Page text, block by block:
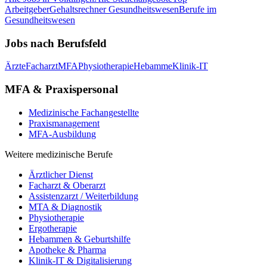
ArbeitgeberGehaltsrechner GesundheitswesenBerufe im
Gesundheitswesen
Jobs nach Berufsfeld
ÄrzteFacharztMFAPhysiotherapieHebammeKlinik-IT
MFA & Praxispersonal
Medizinische Fachangestellte
Praxismanagement
MFA-Ausbildung
Weitere medizinische Berufe
Ärztlicher Dienst
Facharzt & Oberarzt
Assistenzarzt / Weiterbildung
MTA & Diagnostik
Physiotherapie
Ergotherapie
Hebammen & Geburtshilfe
Apotheke & Pharma
Klinik-IT & Digitalisierung